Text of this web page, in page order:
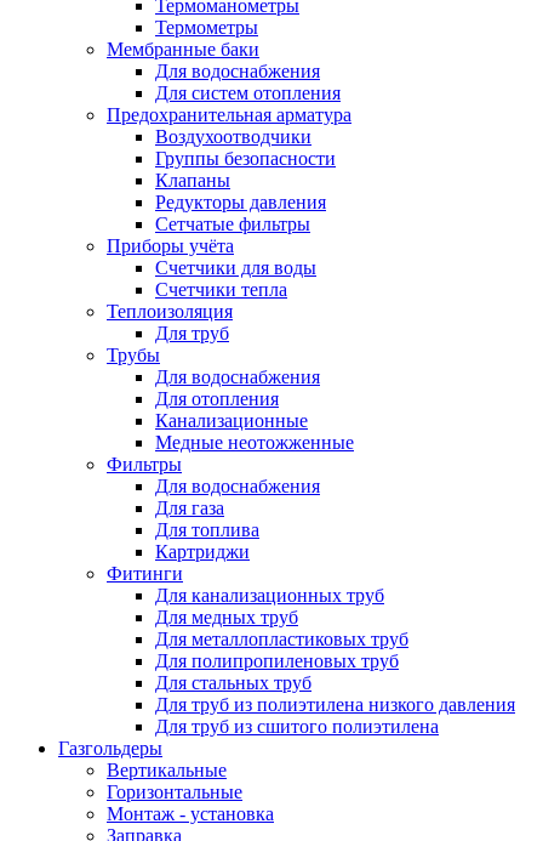
Термоманометры
Термометры
Мембранные баки
Для водоснабжения
Для систем отопления
Предохранительная арматура
Воздухоотводчики
Группы безопасности
Клапаны
Редукторы давления
Сетчатые фильтры
Приборы учёта
Счетчики для воды
Счетчики тепла
Теплоизоляция
Для труб
Трубы
Для водоснабжения
Для отопления
Канализационные
Медные неотожженные
Фильтры
Для водоснабжения
Для газа
Для топлива
Картриджи
Фитинги
Для канализационных труб
Для медных труб
Для металлопластиковых труб
Для полипропиленовых труб
Для стальных труб
Для труб из полиэтилена низкого давления
Для труб из сшитого полиэтилена
Газгольдеры
Вертикальные
Горизонтальные
Монтаж - установка
Заправка